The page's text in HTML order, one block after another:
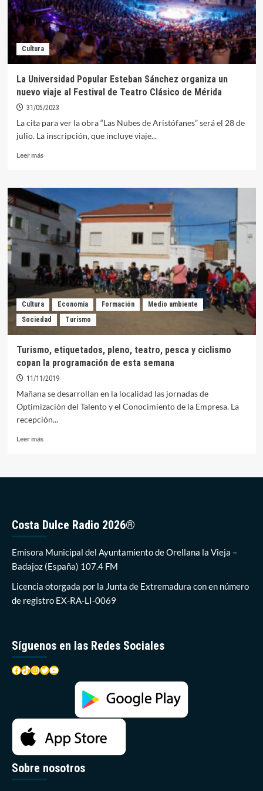
Cultura
La Universidad Popular Esteban Sánchez organiza un
nuevo viaje al Festival de Teatro Clásico de Mérida
31/05/2023
La cita para ver la obra “Las Nubes de Aristófanes” será el 28 de
julio. La inscripción, que incluye viaje...
Leer másLeer
La
Universidad
Popular
Esteban
Sánchez
organiza
un
nuevo
viaje
Festival
de
Teatro
Mérida
Cultura Economía Formación
Medio ambiente
Sociedad
Turismo
Turismo, etiquetados, pleno, teatro, pesca y ciclismo
copan la programación de esta semana
11/11/2019
Mañana se desarrollan en la localidad las jornadas de
Optimización del Talento y el Conocimiento de la Empresa. La
recepción...
Leer másLeer
y
ciclismo
copan
programación
semana
Costa Dulce Radio 2026®
Emisora Municipal del Ayuntamiento de Orellana la Vieja –
Badajoz (España) 107.4 FM
Licencia otorgada por la Junta de Extremadura con en número
de registro EX-RA-LI-0069
Síguenos en las Redes Sociales
Facebook
TikTok
Instagram
Twitter
YouTube
Sobre nosotros